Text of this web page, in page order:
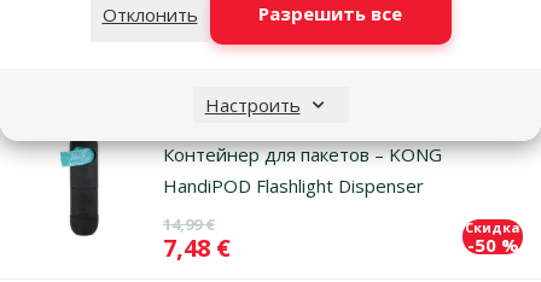
Отклонить
Разрешить все
Настроить
В наличии
Контейнер для пакетов – KONG
HandiPOD Flashlight Dispenser
Исходная цена
14,99 €
Цена
7,48 €
Скидка
-50 %